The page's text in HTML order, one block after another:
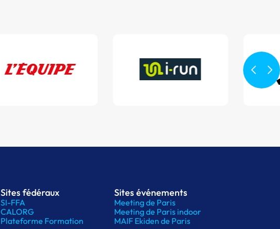
Sites fédéraux
SI-FFA
CALORG
Plateforme Formation
Sites événements
Meeting de Paris
Meeting de Paris indoor
MAIF Ekiden de Paris